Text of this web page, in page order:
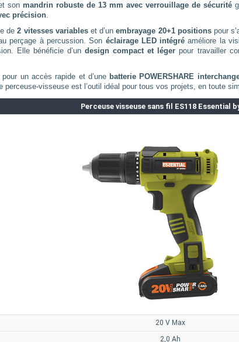
son mandrin robuste de 13 mm avec verrouillage de sécurité
précision.
de2 vitesses variableset d’unembrayage 20+1 positionspour
perçage à percussion. Son éclairage LED intégré améliore la
Elle bénéficie d’undesign compact et léger pour travailler
pour un accès rapide et d’une batterie POWERSHARE
perceuse-visseuse est l’outil idéal pour tous vos projets, en toute
Perceuse visseuse sans fil ES118 Essential
20 V Max
2,0 Ah